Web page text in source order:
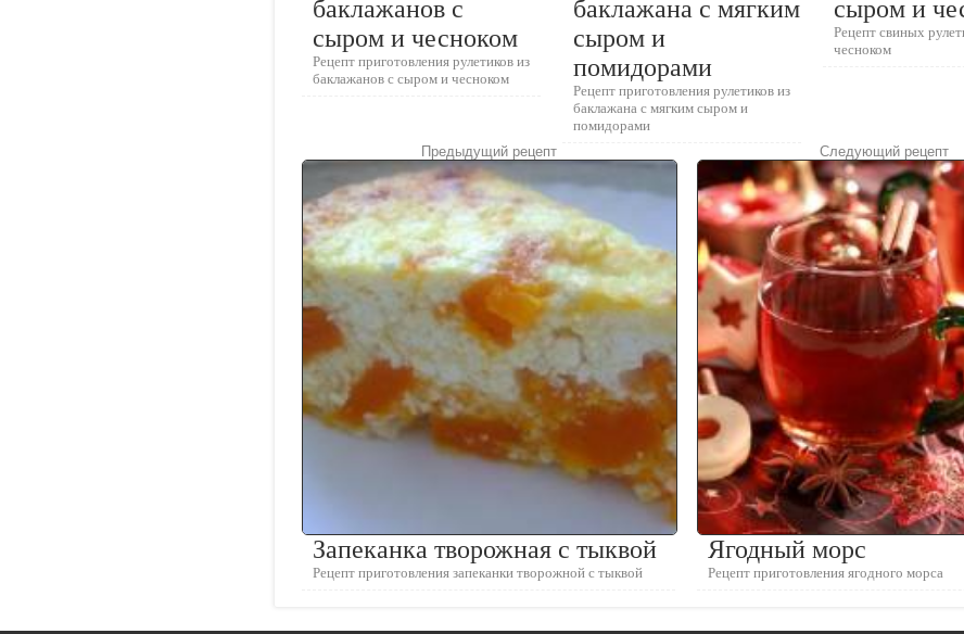
баклажанов с
сыром и чесноком
Рецепт приготовления рулетиков из
баклажанов с сыром и чесноком
баклажана с мягким
сыром и
помидорами
Рецепт приготовления рулетиков из
баклажана с мягким сыром и
помидорами
сыром и
Рецепт свиных
чесноком
Предыдущий рецепт
Запеканка творожная с тыквой
Рецепт приготовления запеканки творожной с тыквой
Следующий рецепт
Ягодный морс
Рецепт приготовления ягодного морса